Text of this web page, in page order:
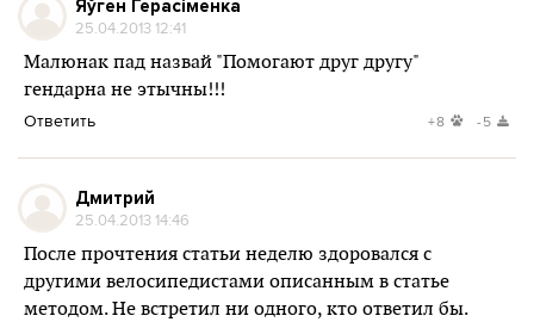
Яўген Герасіменка
25.04.2013 12:41
Малюнак пад назвай "Помогают друг другу"
гендарна не этычны!!!
Ответить +8 -5
Дмитрий
25.04.2013 14:46
После прочтения статьи неделю здоровался с
другими велосипедистами описанным в статье
методом. Не встретил ни одного, кто ответил бы.